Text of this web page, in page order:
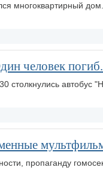
многоквартирный дом.
человек
столкнулись автобус
пропаганду